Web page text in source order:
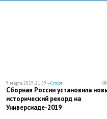
9 марта 2019, 21:59 —Спорт
Сборная России установила
исторический рекорд на
Универсиаде-2019